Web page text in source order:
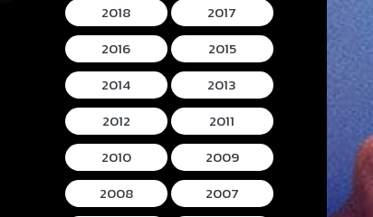
2018
2017
2016
2015
2014
2013
2012
2011
2010
2009
2008
2007